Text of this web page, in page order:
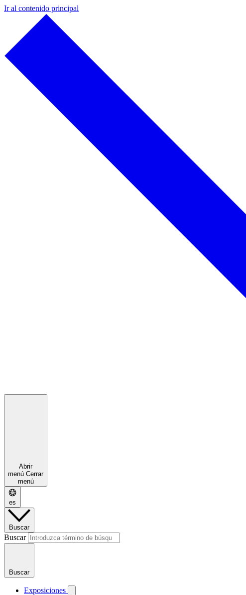
Ir al contenido principal
Abrir
menú Cerrar
menú
es
Buscar
Buscar
Buscar
Exposiciones